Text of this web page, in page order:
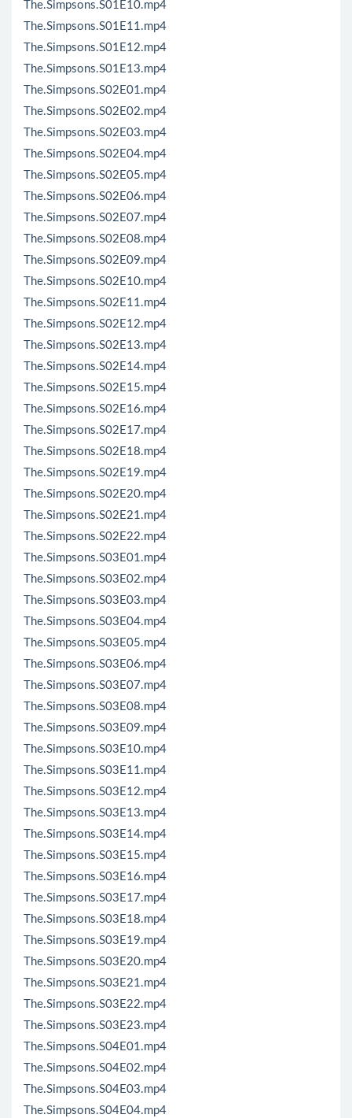
The.Simpsons.S01E10.mp4
The.Simpsons.S01E11.mp4
The.Simpsons.S01E12.mp4
The.Simpsons.S01E13.mp4
The.Simpsons.S02E01.mp4
The.Simpsons.S02E02.mp4
The.Simpsons.S02E03.mp4
The.Simpsons.S02E04.mp4
The.Simpsons.S02E05.mp4
The.Simpsons.S02E06.mp4
The.Simpsons.S02E07.mp4
The.Simpsons.S02E08.mp4
The.Simpsons.S02E09.mp4
The.Simpsons.S02E10.mp4
The.Simpsons.S02E11.mp4
The.Simpsons.S02E12.mp4
The.Simpsons.S02E13.mp4
The.Simpsons.S02E14.mp4
The.Simpsons.S02E15.mp4
The.Simpsons.S02E16.mp4
The.Simpsons.S02E17.mp4
The.Simpsons.S02E18.mp4
The.Simpsons.S02E19.mp4
The.Simpsons.S02E20.mp4
The.Simpsons.S02E21.mp4
The.Simpsons.S02E22.mp4
The.Simpsons.S03E01.mp4
The.Simpsons.S03E02.mp4
The.Simpsons.S03E03.mp4
The.Simpsons.S03E04.mp4
The.Simpsons.S03E05.mp4
The.Simpsons.S03E06.mp4
The.Simpsons.S03E07.mp4
The.Simpsons.S03E08.mp4
The.Simpsons.S03E09.mp4
The.Simpsons.S03E10.mp4
The.Simpsons.S03E11.mp4
The.Simpsons.S03E12.mp4
The.Simpsons.S03E13.mp4
The.Simpsons.S03E14.mp4
The.Simpsons.S03E15.mp4
The.Simpsons.S03E16.mp4
The.Simpsons.S03E17.mp4
The.Simpsons.S03E18.mp4
The.Simpsons.S03E19.mp4
The.Simpsons.S03E20.mp4
The.Simpsons.S03E21.mp4
The.Simpsons.S03E22.mp4
The.Simpsons.S03E23.mp4
The.Simpsons.S04E01.mp4
The.Simpsons.S04E02.mp4
The.Simpsons.S04E03.mp4
The.Simpsons.S04E04.mp4